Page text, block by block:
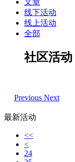
文章
线下活动
线上活动
全部
社区活动
Previous Next
最新活动
<<
<
24